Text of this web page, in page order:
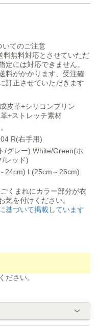
てのご注意
料無料対応とさせていただ
定には対応できません。
料がかかります、受注確
訂正させていただきます
皮革+シリコンプリン
+ストレッチ素材
R(右手用)
/グレー) White/Green(ホ
/レッド)
24cm) L(25cm～26cm)
くまれにカラー部分が衣
気を付けください。
基づいて掲載しています
ださい。